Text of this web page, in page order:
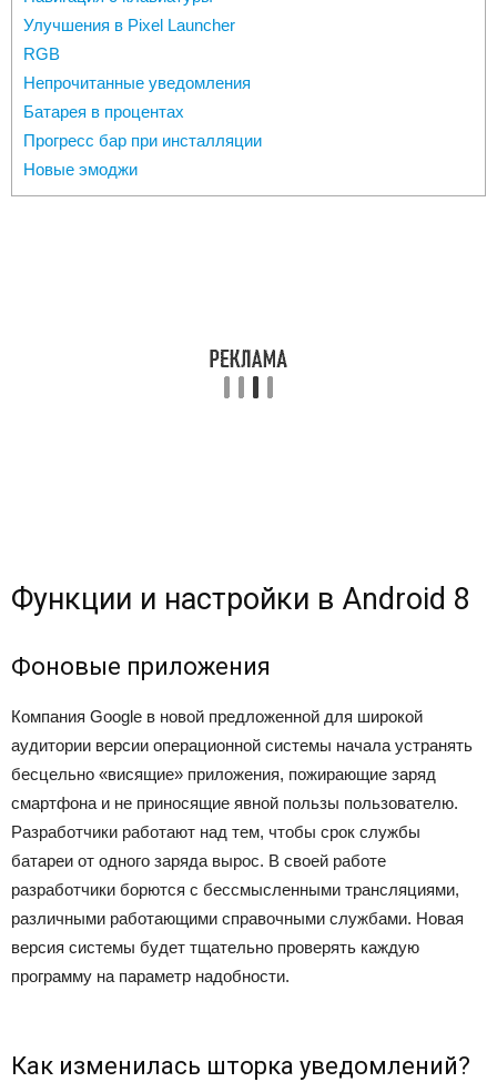
Улучшения в Pixel Launcher
RGB
Непрочитанные уведомления
Батарея в процентах
Прогресс бар при инсталляции
Новые эмоджи
Функции и настройки в Android 8
Фоновые приложения
Компания Google в новой предложенной для широкой
аудитории версии операционной системы начала устранять
бесцельно «висящие» приложения, пожирающие заряд
смартфона и не приносящие явной пользы пользователю.
Разработчики работают над тем, чтобы срок службы
батареи от одного заряда вырос. В своей работе
разработчики борются с бессмысленными трансляциями,
различными работающими справочными службами. Новая
версия системы будет тщательно проверять каждую
программу на параметр надобности.
Как изменилась шторка уведомлений?